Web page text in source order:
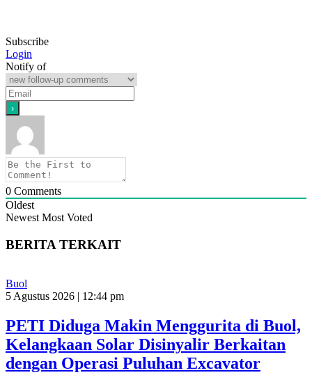
Subscribe
Login
Notify of
0 Comments
Oldest
Newest Most Voted
BERITA TERKAIT
Buol
5 Agustus 2026 | 12:44 pm
PETI Diduga Makin Menggurita di Buol,
Kelangkaan Solar Disinyalir Berkaitan
dengan Operasi Puluhan Excavator